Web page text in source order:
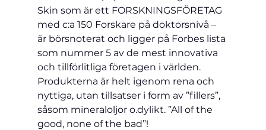
Skin som är ett FORSKNINGSFÖRETAG
med c:a 150 Forskare på doktorsnivå –
är börsnoterat och ligger på Forbes lista
som nummer 5 av de mest innovativa
och tillförlitliga företagen i världen.
Produkterna är helt igenom rena och
nyttiga, utan tillsatser i form av ”fillers”,
såsom mineraloljor o.dylikt. ”All of the
good, none of the bad”!